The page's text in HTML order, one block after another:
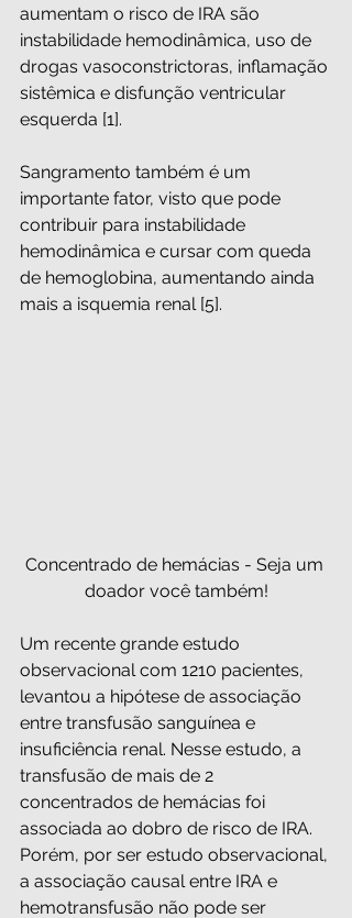
aumentam o risco de IRA são
instabilidade hemodinâmica, uso de
drogas vasoconstrictoras, inflamação
sistêmica e disfunção ventricular
esquerda [1].
Sangramento também é um
importante fator, visto que pode
contribuir para instabilidade
hemodinâmica e cursar com queda
de hemoglobina, aumentando ainda
mais a isquemia renal [5].
Concentrado de hemácias - Seja um
doador você também!
Um recente grande estudo
observacional com 1210 pacientes,
levantou a hipótese de associação
entre transfusão sanguínea e
insuficiência renal. Nesse estudo, a
transfusão de mais de 2
concentrados de hemácias foi
associada ao dobro de risco de IRA.
Porém, por ser estudo observacional,
a associação causal entre IRA e
hemotransfusão não pode ser